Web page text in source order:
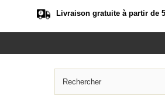
Livraison gratuite à partir de